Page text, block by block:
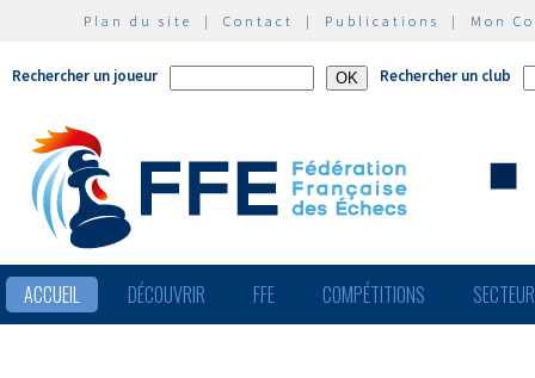
Plan du site | Contact | Publications | Mon
Rechercher un joueur Rechercher un club
ACCUEIL DÉCOUVRIR FFE COMPÉTITIONS